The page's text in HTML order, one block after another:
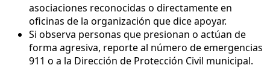
asociaciones reconocidas o directamente en
oficinas de la organización que dice apoyar.
Si observa personas que presionan o actúan de
forma agresiva, reporte al número de emergencias
911 o a la Dirección de Protección Civil municipal.